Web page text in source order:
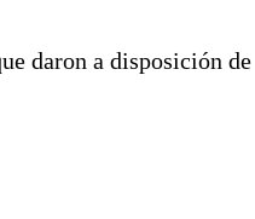
daron a disposición de